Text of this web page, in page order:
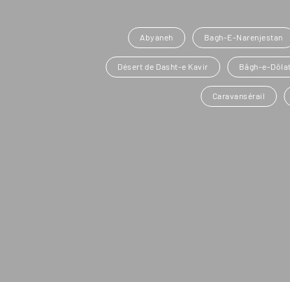
Abyaneh Bagh-E-Narenjestan
Désert de Dasht-e Kavir Bâgh-e-
Caravansérail